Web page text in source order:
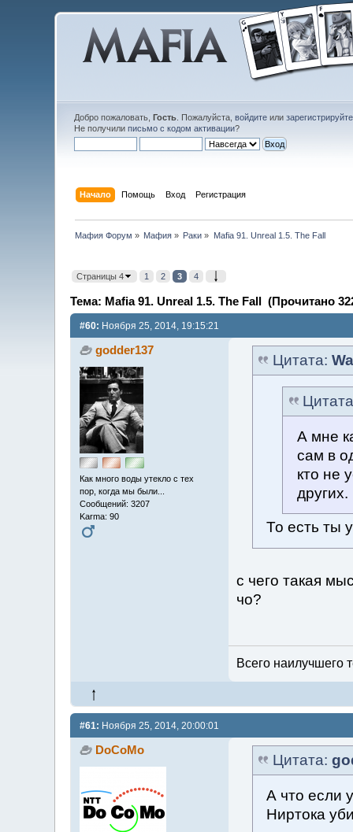
Добро пожаловать, Гость. Пожалуйста, войдитеили
Не получили письмо с кодом активации?
Начало Помощь Вход Регистрация
Мафия Форум » Мафия » Раки » Mafia 91. Unreal 1.5. The Fall
Страницы 4 1 2 3 4
Тема: Mafia 91. Unreal 1.5. The Fall (Прочитано
#60: Ноября 25, 2014, 19:15:21
godder137
Как много воды утекло с тех
пор, когда мы были...
Сообщений: 3207
Karma: 90
Цитата:
А мне
сам в
кто не
других.
То есть ты
с чего такая
чо?
Всего наилучшего
#61: Ноября 25, 2014, 20:00:01
DoCoMo
Цитата:
А что если
Ниртока